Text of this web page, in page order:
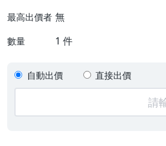
最高出價者 無
數量 1 件
自動出價 直接出價